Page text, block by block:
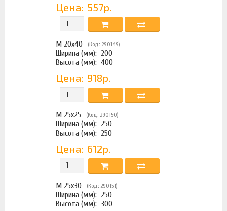
Цена: 557р.
М 20х40 (Код: 290149)
Ширина (мм): 200
Высота (мм): 400
Цена: 918р.
М 25х25 (Код: 290150)
Ширина (мм): 250
Высота (мм): 250
Цена: 612р.
М 25х30 (Код: 290151)
Ширина (мм): 250
Высота (мм): 300